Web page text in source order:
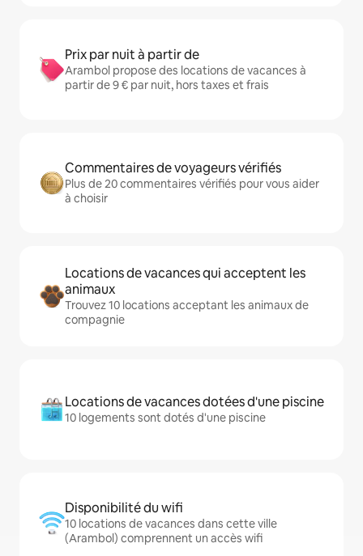
Prix par nuit à partir de
Arambol propose des locations de vacances à
partir de 9 € par nuit, hors taxes et frais
Commentaires de voyageurs vérifiés
Plus de 20 commentaires vérifiés pour vous aider
à choisir
Locations de vacances qui acceptent les
animaux
Trouvez 10 locations acceptant les animaux de
compagnie
Locations de vacances dotées d'une piscine
10 logements sont dotés d'une piscine
Disponibilité du wifi
10 locations de vacances dans cette ville
(Arambol) comprennent un accès wifi